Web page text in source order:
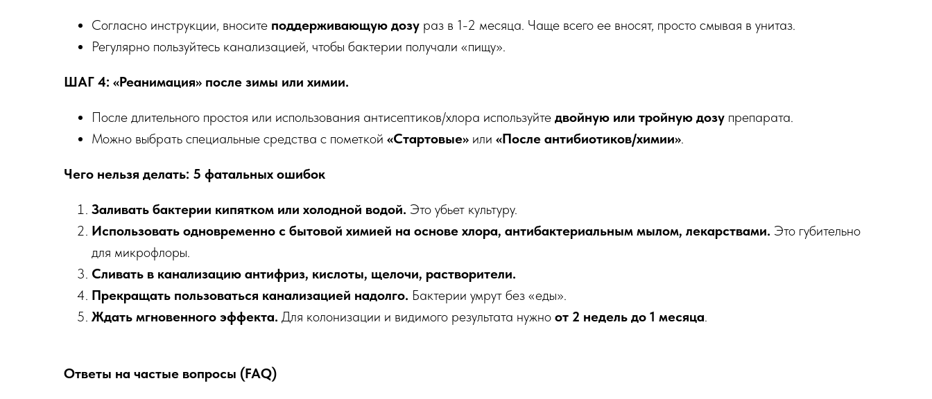
Согласно инструкции, вносите поддерживающую дозу раз в 1-2 месяца. Чаще всего ее вносят, просто смывая в унитаз.
Регулярно пользуйтесь канализацией, чтобы бактерии получали «пищу».
ШАГ 4: «Реанимация» после зимы или химии.
После длительного простоя или использования антисептиков/хлора используйте двойную или тройную дозу препарата.
Можно выбрать специальные средства с пометкой «Стартовые» или «После антибиотиков/химии».
Чего нельзя делать: 5 фатальных ошибок
Заливать бактерии кипятком или холодной водой. Это убьет культуру.
Использовать одновременно с бытовой химией на основе хлора, антибактериальным мылом, лекарствами. Это губительно
для микрофлоры.
Сливать в канализацию антифриз, кислоты, щелочи, растворители.
Прекращать пользоваться канализацией надолго. Бактерии умрут без «еды».
Ждать мгновенного эффекта. Для колонизации и видимого результата нужно от 2 недель до 1 месяца.
Ответы на частые вопросы (FAQ)